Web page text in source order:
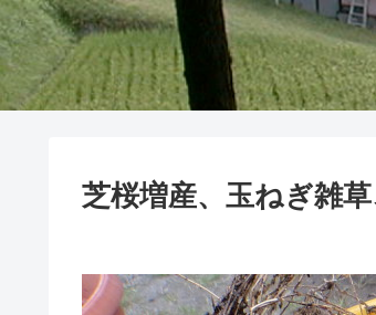
芝桜増産、玉ねぎ雑